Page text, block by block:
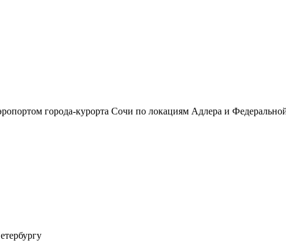
города-курорта Сочи по локациям Адлера и